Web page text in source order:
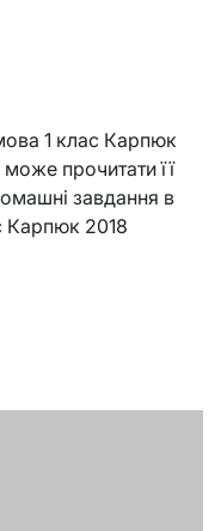
1 клас Карпюк
може прочитати її
завдання в
Карпюк 2018